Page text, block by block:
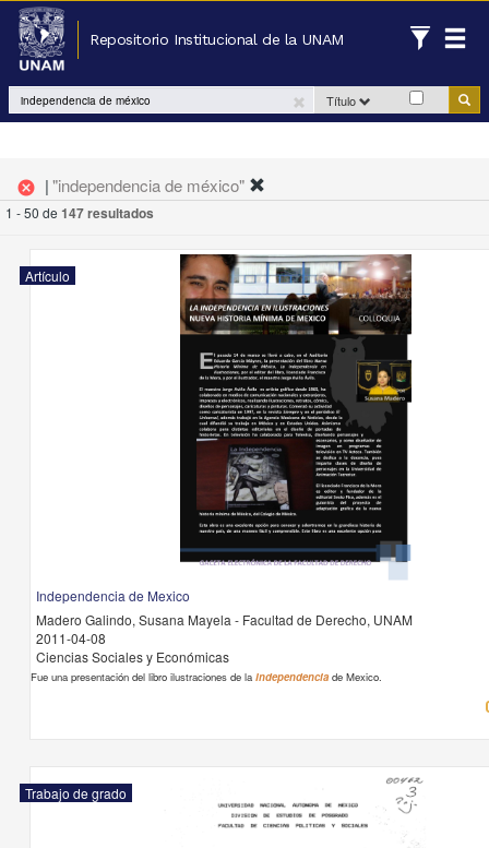
Repositorio Institucional de la UNAM
Título
cancel |"independencia de méxico"
1 - 50 de 147 resultados
Artículo
Independencia de Mexico
Madero Galindo, Susana Mayela - Facultad de Derecho, UNAM
2011-04-08
Ciencias Sociales y Económicas
Fue una presentación del libro ilustraciones de laIndependencia de Mexico.
Trabajo de grado